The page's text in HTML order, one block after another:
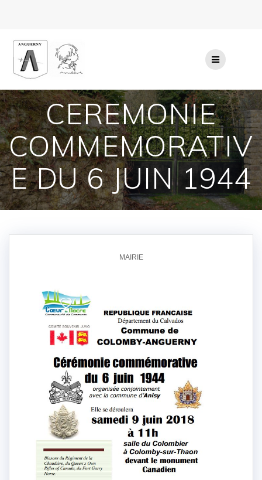
CEREMONIE
COMMEMORATIV
E DU 6 JUIN 1944
MAIRIE